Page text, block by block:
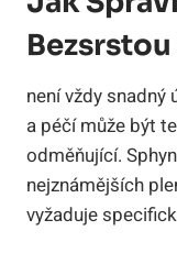
není vždy
a péčí může být
odměňující.
nejznámějších
vyžaduje